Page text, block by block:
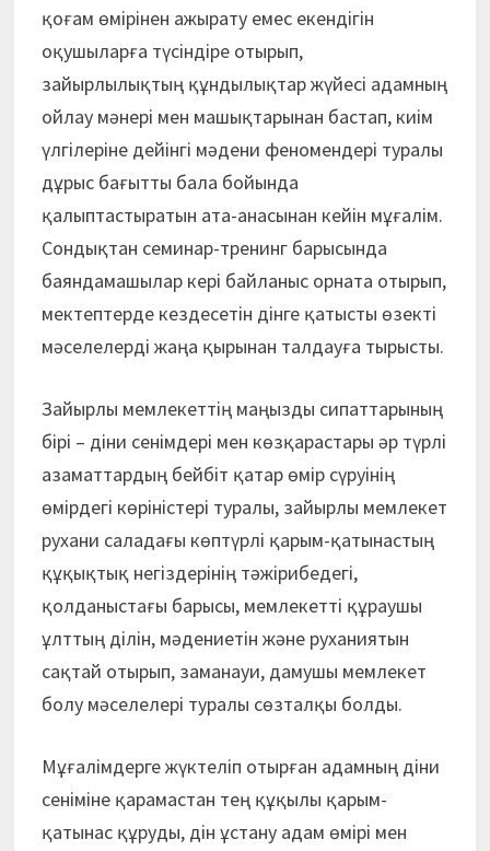
қоғам өмірінен ажырату емес екендігін
оқушыларға түсіндіре отырып,
зайырлылықтың құндылықтар жүйесі адамның
ойлау мәнері мен машықтарынан бастап, киім
үлгілеріне дейінгі мәдени феномендері туралы
дұрыс бағытты бала бойында
қалыптастыратын ата-анасынан кейін мұғалім.
Сондықтан семинар-тренинг барысында
баяндамашылар кері байланыс орната отырып,
мектептерде кездесетін дінге қатысты өзекті
мәселелерді жаңа қырынан талдауға тырысты.
Зайырлы мемлекеттің маңызды сипаттарының
бірі – діни сенімдері мен көзқарастары әр түрлі
азаматтардың бейбіт қатар өмір сүруінің
өмірдегі көріністері туралы, зайырлы мемлекет
рухани саладағы көптүрлі қарым-қатынастың
құқықтық негіздерінің тәжірибедегі,
қолданыстағы барысы, мемлекетті құраушы
ұлттың ділін, мәдениетін және руханиятын
сақтай отырып, заманауи, дамушы мемлекет
болу мәселелері туралы сөзталқы болды.
Мұғалімдерге жүктеліп отырған адамның діни
сеніміне қарамастан тең құқылы қарым-
қатынас құруды, дін ұстану адам өмірі мен